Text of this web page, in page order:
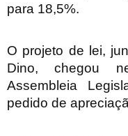
para 18,5%.
O projeto de lei,
Dino, chegou
Assembleia
pedido de